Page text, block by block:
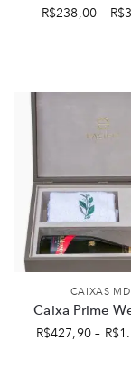
R$238,00 – R$
CAIXAS
Caixa Prime
R$427,90 – R$